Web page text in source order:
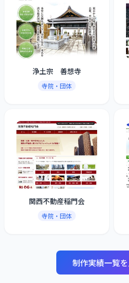
浄土宗 善想寺
寺院・団体
関西不動産稲門会
寺院・団体
制作実績一覧